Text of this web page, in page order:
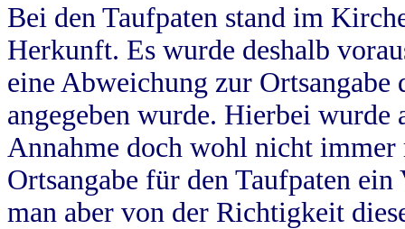
Bei den Taufpaten stand im
Herkunft. Es wurde deshalb
eine Abweichung zur
angegeben wurde. Hierbei wurde
Annahme doch wohl nicht
Ortsangabe für den Taufpaten
man aber von der Richtigkeit